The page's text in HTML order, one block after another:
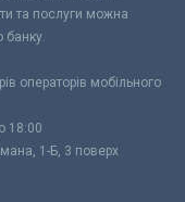
та послуги можна
банку.
операторів мобільного
18:00
1-Б, 3 поверх